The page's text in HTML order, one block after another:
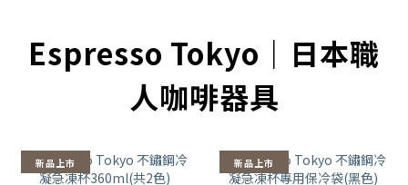
Espresso Tokyo｜日本職
人咖啡器具
新品上市 新品上市